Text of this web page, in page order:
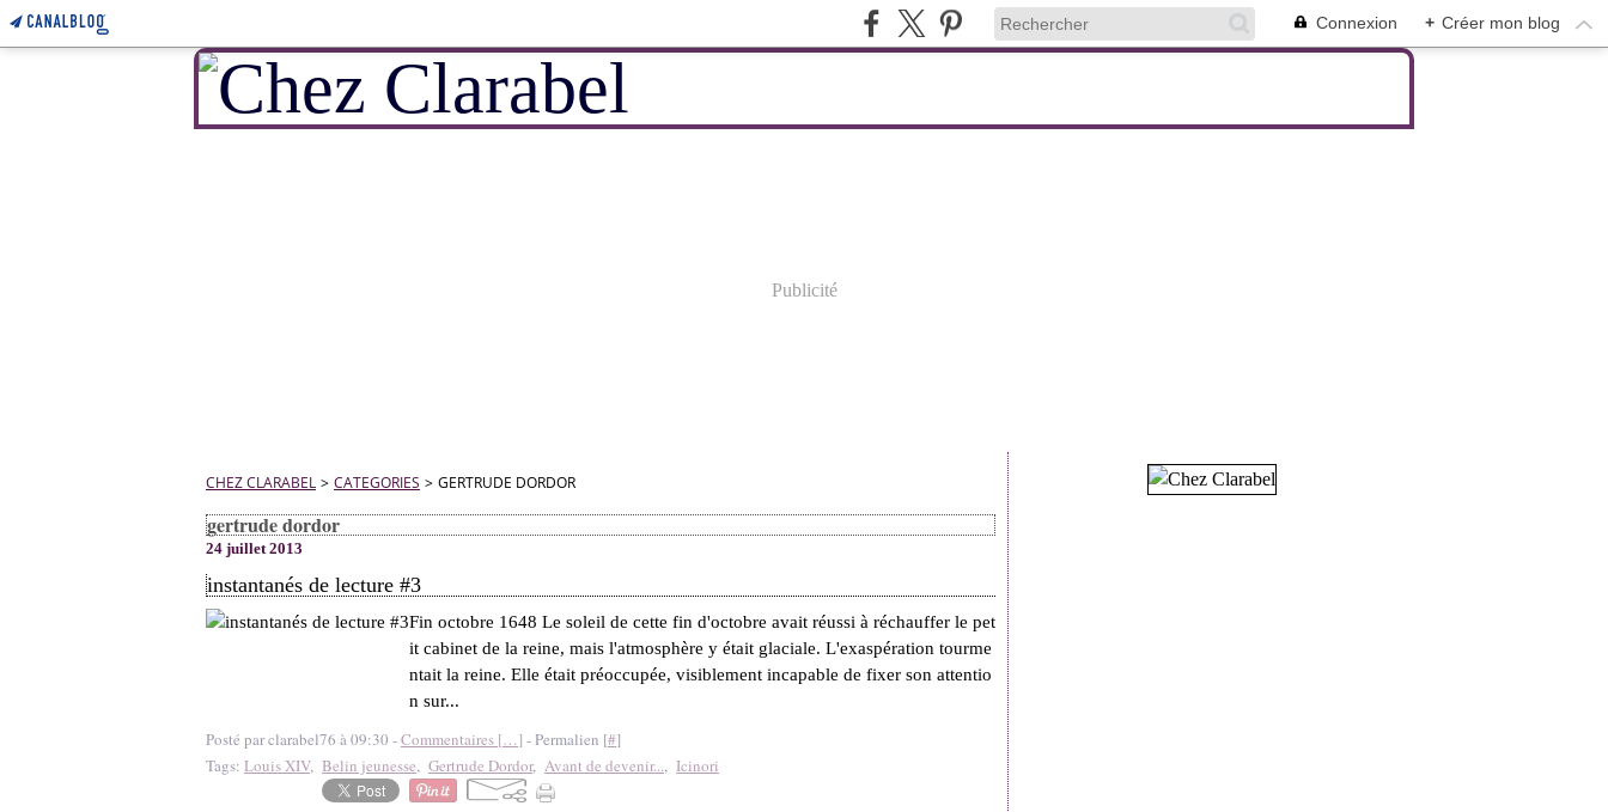
Connexion + Créer mon blog
Publicité
CHEZ CLARABEL > CATEGORIES > GERTRUDE DORDOR
gertrude dordor
24 juillet 2013
instantanés de lecture #3
Fin octobre 1648 Le soleil de cette fin d'octobre avait réussi à réchauffer le pet
it cabinet de la reine, mais l'atmosphère y était glaciale. L'exaspération tourme
ntait la reine. Elle était préoccupée, visiblement incapable de fixer son attentio
n sur...
Posté par clarabel76 à 09:30 -Commentaires […] - Permalien [#]
Tags: Louis XIV, Belin jeunesse, Gertrude Dordor, Avant de devenir..., Icinori